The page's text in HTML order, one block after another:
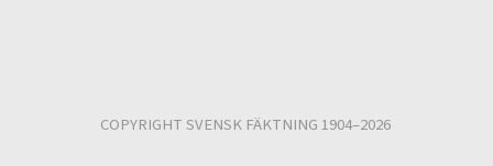
COPYRIGHT SVENSK FÄKTNING 1904–2026